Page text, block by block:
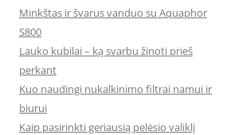
Minkštas ir švarus vanduo su Aquaphor
S800
Lauko kubilai – ką svarbu žinoti prieš
perkant
Kuo naudingi nukalkinimo filtrai namui ir
biurui
Kaip pasirinkti geriausią pelėsio valiklį